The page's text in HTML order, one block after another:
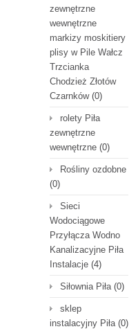
zewnętrzne
wewnętrzne
markizy moskitiery
plisy w Pile Wałcz
Trzcianka
Chodzież Złotów
Czarnków(0)
rolety Piła
zewnętrzne
wewnętrzne (0)
Rośliny ozdobne
(0)
Sieci
Wodociągowe
Przyłącza Wodno
Kanalizacyjne Piła
Instalacje (4)
Siłownia Piła(0)
sklep
instalacyjny Piła(0)